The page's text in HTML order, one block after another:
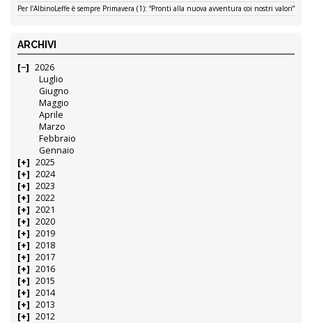
Per l’AlbinoLeffe è sempre Primavera (1): “Pronti alla nuova avventura coi nostri valori”
ARCHIVI
2026
Luglio
Giugno
Maggio
Aprile
Marzo
Febbraio
Gennaio
2025
2024
2023
2022
2021
2020
2019
2018
2017
2016
2015
2014
2013
2012